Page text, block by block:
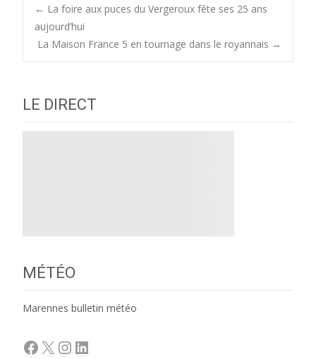
Post
navigation
← La foire aux puces du Vergeroux fête ses 25 ans
aujourd’hui
La Maison France 5 en tournage dans le royannais →
LE DIRECT
MÉTÉO
Marennes bulletin météo
Facebook
X Instagram
LinkedIn